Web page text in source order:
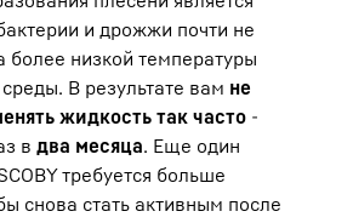
и дрожжи почти не
более низкой температуры
В результате вам не
жидкость так часто -
в два месяца. Еще один
требуется больше
снова стать активным после